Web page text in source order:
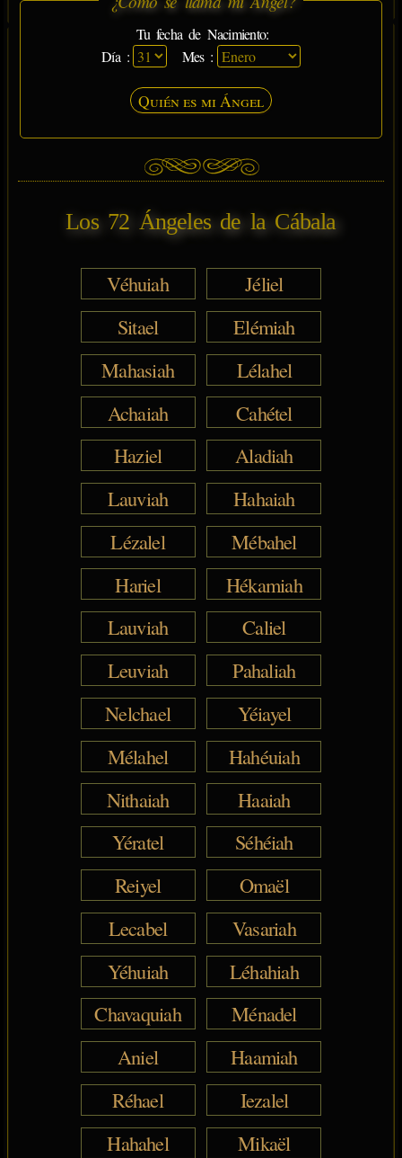
Tu fecha de Nacimiento:
Día :
Mes :
Quién es mi Ángel
Los 72 Ángeles de la Cábala
Véhuiah
Jéliel
Sitael
Elémiah
Mahasiah
Lélahel
Achaiah
Cahétel
Haziel
Aladiah
Lauviah
Hahaiah
Lézalel
Mébahel
Hariel
Hékamiah
Lauviah
Caliel
Leuviah
Pahaliah
Nelchael
Yéiayel
Mélahel
Hahéuiah
Nithaiah
Haaiah
Yératel
Séhéiah
Reiyel
Omaël
Lecabel
Vasariah
Yéhuiah
Léhahiah
Chavaquiah
Ménadel
Aniel
Haamiah
Réhael
Iezalel
Hahahel
Mikaël